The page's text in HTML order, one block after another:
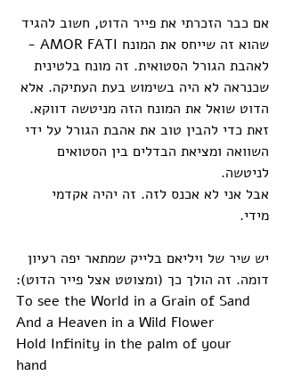
אם כבר הזכרתי את פייר הדוט, חשוב להגיד
שהוא זה שייחס את המונח AMOR FATI -
לאהבת הגורל הסטואית. זה מונח בלטינית
שכנראה לא היה בשימוש בעת העתיקה. אלא
הדוט שואל את המונח הזה מניטשה דווקא.
זאת כדי להבין טוב את אהבת הגורל על ידי
השוואה ומציאת הבדלים בין הסטואים
לניטשה.
אבל אני לא אכנס לזה. זה יהיה אקדמי
מידי.
יש שיר של ויליאם בלייק שמתאר יפה רעיון
דומה. זה הולך כך (ומצוטט אצל פייר הדוט):
To see the World in a Grain of Sand
And a Heaven in a Wild Flower
Hold Infinity in the palm of your
hand